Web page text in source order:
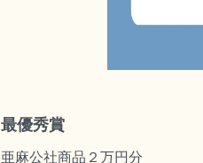
最優秀賞
亜麻公社商品２万円分